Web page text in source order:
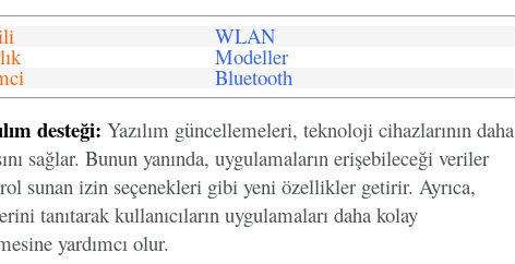
WLAN
Modeller
Bluetooth
desteği: Yazılım güncellemeleri, teknoloji cihazlarının daha
sağlar. Bunun yanında, uygulamaların erişebileceği veriler
sunan izin seçenekleri gibi yeni özellikler getirir. Ayrıca,
tanıtarak kullanıcıların uygulamaları daha kolay
yardımcı olur.